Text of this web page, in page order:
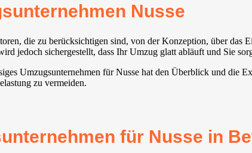
Nusse
die zu berücksichtigen sind, von der Konzeption, über das
jedoch sichergestellt, dass Ihr Umzug glatt abläuft und Sie
Umzugsunternehmen für Nusse hat den Überblick und die
zu vermeiden.
für Nusse in